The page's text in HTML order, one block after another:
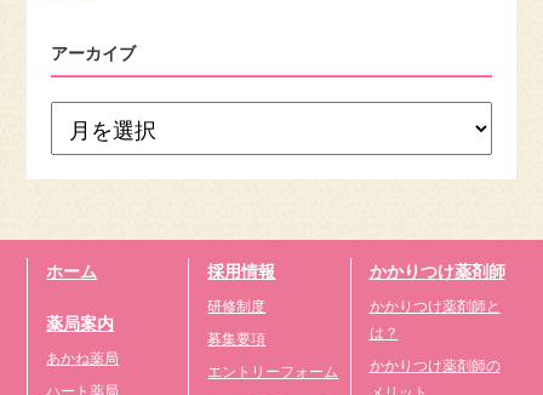
アーカイブ
ホーム
薬局案内
あかね薬局
ハート薬局
採用情報
研修制度
募集要項
エントリーフォーム
かかりつけ薬剤師
かかりつけ薬剤師と
は？
かかりつけ薬剤師の